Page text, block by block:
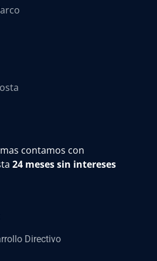
contamos con
24 meses sin intereses
Directivo